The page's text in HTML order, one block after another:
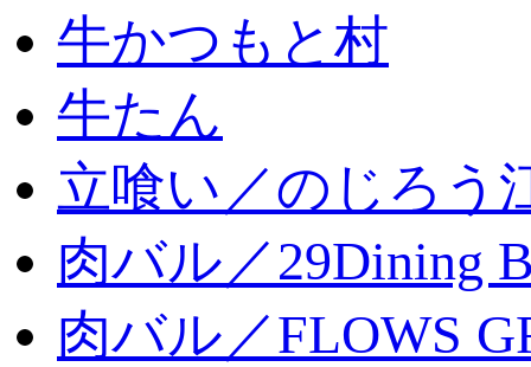
牛かつもと村
牛たん
立喰い／のじろう
肉バル／29Dining
肉バル／FLOWS